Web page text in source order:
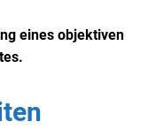
eines objektiven